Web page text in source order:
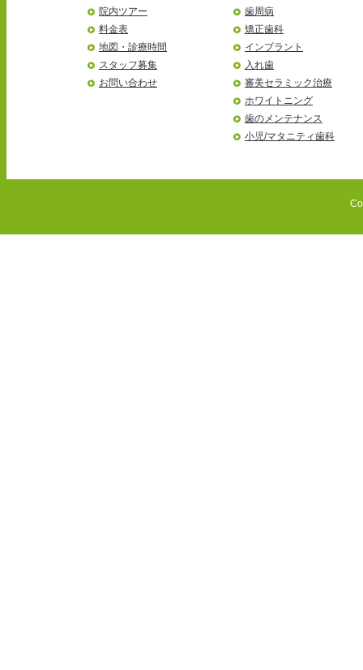
院内ツアー
料金表
地図・診療時間
スタッフ募集
お問い合わせ
歯周病
矯正歯科
インプラント
入れ歯
審美セラミック治療
ホワイトニング
歯のメンテナンス
小児/マタニティ歯科